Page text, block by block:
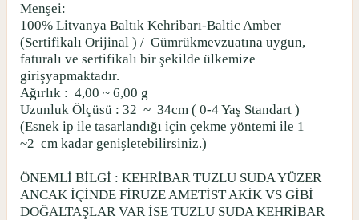
Menşei:
100% Litvanya Baltık Kehribarı-Baltic Amber
(Sertifikalı Orijinal ) / Gümrükmevzuatına uygun,
faturalı ve sertifikalı bir şekilde ülkemize
girişyapmaktadır.
Ağırlık : 4,00 ~ 6,00 g
Uzunluk Ölçüsü : 32 ~ 34cm ( 0-4 Yaş Standart )
(Esnek ip ile tasarlandığı için çekme yöntemi ile 1
~2 cm kadar genişletebilirsiniz.)
ÖNEMLİ BİLGİ : KEHRİBAR TUZLU SUDA YÜZER
ANCAK İÇİNDE FİRUZE AMETİST AKİK VS GİBİ
DOĞALTAŞLAR VAR İSE TUZLU SUDA KEHRİBAR